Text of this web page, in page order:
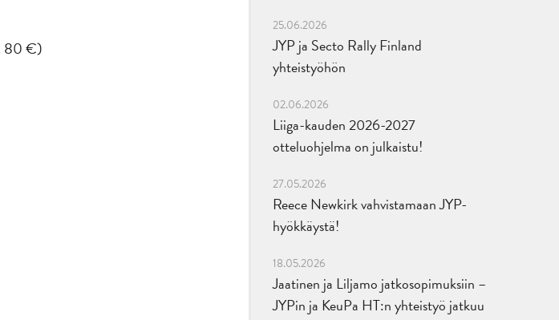
80 €)
25.06.2026
JYP ja Secto Rally Finland
yhteistyöhön
02.06.2026
Liiga-kauden 2026-2027
otteluohjelma on julkaistu!
27.05.2026
Reece Newkirk vahvistamaan JYP-
hyökkäystä!
18.05.2026
Jaatinen ja Liljamo jatkosopimuksiin –
JYPin ja KeuPa HT:n yhteistyö jatkuu